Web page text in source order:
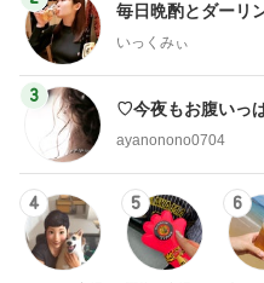
毎日晩酌とダーリ
いっくみぃ
3
♡今夜もお腹いっ
ayanonono0704
4 5 6